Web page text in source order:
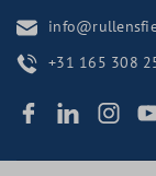
+31 165 308